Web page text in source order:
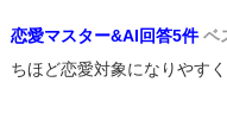
恋愛マスター&AI回答5件 ベ
ちほど恋愛対象になりやす